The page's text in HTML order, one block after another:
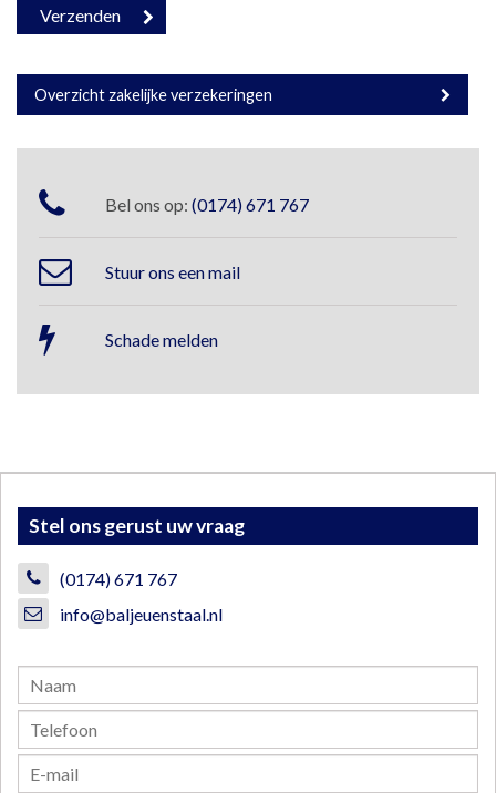
Overzicht zakelijke verzekeringen
Bel ons op: (0174) 671 767
Stuur ons een mail
Schade melden
Stel ons gerust uw vraag
(0174) 671 767
info@baljeuenstaal.nl